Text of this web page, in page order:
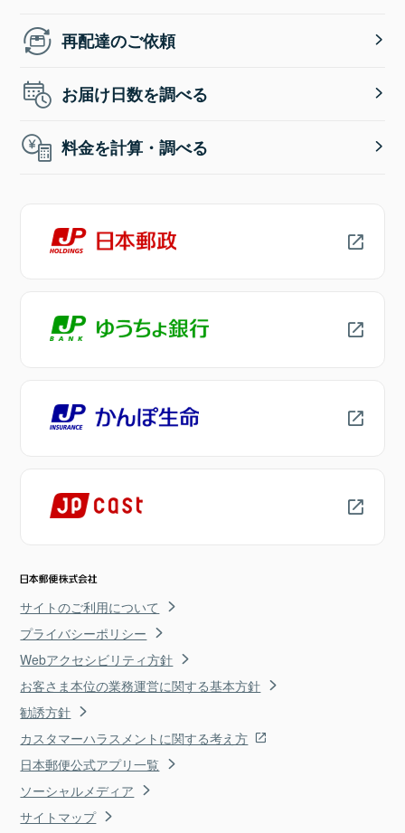
再配達のご依頼
お届け日数を調べる
料金を計算・調べる
サイトのご利用について
プライバシーポリシー
Webアクセシビリティ方針
お客さま本位の業務運営に関する基本方針
勧誘方針
カスタマーハラスメントに関する考え方
日本郵便公式アプリ一覧
ソーシャルメディア
サイトマップ